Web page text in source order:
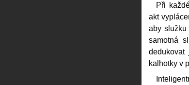
Při
akt
aby
samotná
kalhotky v